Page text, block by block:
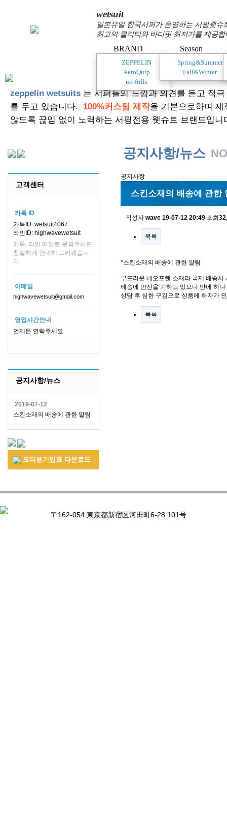
wetsuit
일본유일 한국서퍼가 운영하는 서핑웻
최고의 퀄리티와 바디핏 최저가를 제공합
BRAND
ZEPPELIN
AeroQuip
no-frills
Season
Spring&Summer
Fall&Winter
zeppelin wetsuits 는 서퍼들의 느낌과 의견를 듣고 적
를 두고 있습니다. 100%커스텀 제작을 기본으로하며
않도록 끊임 없이 노력하는 서핑전용 웻슈트 브랜드입니
고객센터
카톡 ID
카톡ID: wetsuit4067
라인ID: highwavewetsuit
카톡, 라인 메일로 문의주시면
친절하게 안내해 드리겠습니
다.
이메일
highwavewetsuit@gmail.com
영업시간안내
언제든 연락주세요
공지사항/뉴스
2019-07-12
스킨소재의 배송에 관한 알림
오더용기입표 다운로드
공지사항/뉴스
공지사항
스킨소재의 배송에 관한
작성자 wave 19-07-12 20:49 조회
목록
*스킨소재의 배송에 관한 알림
부드러운 네오프렌 소재라 국제 배송
배송에 만전을 기하고 있으나 만에 하
상담 후 심한 구김으로 상품에 하자가
목록
〒162-054 東京都新宿区河田町6-28 101号